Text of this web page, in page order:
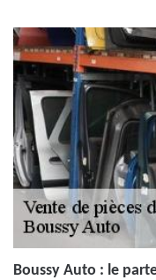
Boussy Auto : le